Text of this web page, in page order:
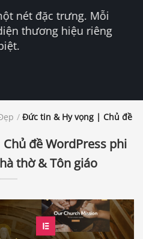
nét đặc trưng. Mỗi
thương hiệu riêng
/ Đức tin & Hy vọng | Chủ đề
đề WordPress phi
thờ & Tôn giáo